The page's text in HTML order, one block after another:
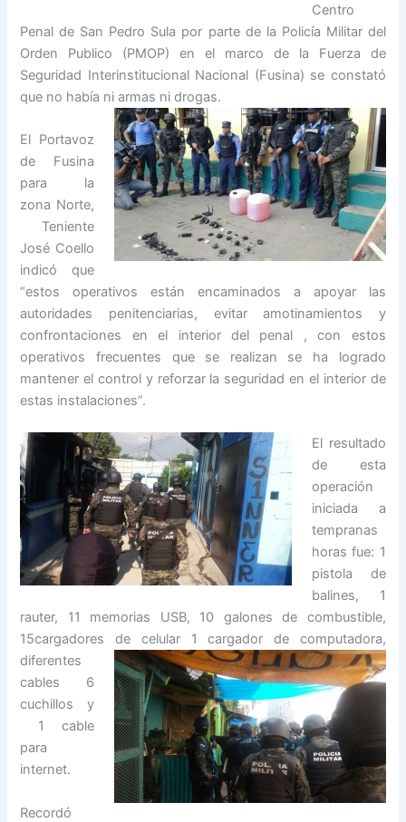
Centro
Penal de San Pedro Sula por parte de la Policía Militar del
Orden Publico (PMOP) en el marco de la Fuerza de
Seguridad Interinstitucional Nacional (Fusina) se constató
que no había ni armas ni drogas.
El Portavoz
de Fusina
para la
zona Norte,
Teniente
José Coello
indicó que
“estos operativos están encaminados a apoyar las
autoridades penitenciarias, evitar amotinamientos y
confrontaciones en el interior del penal , con estos
operativos frecuentes que se realizan se ha logrado
mantener el control y reforzar la seguridad en el interior de
estas instalaciones”.
El resultado
de esta
operación
iniciada a
tempranas
horas fue: 1
pistola de
balines, 1
rauter, 11 memorias USB, 10 galones de combustible,
15cargadores de celular 1 cargador de computadora,
diferentes
cables 6
cuchillos y
1 cable
para
internet.
Recordó